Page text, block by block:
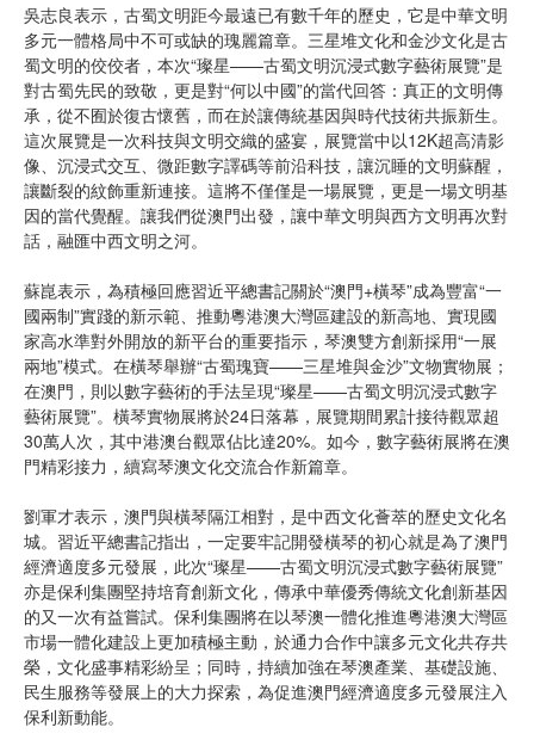
吳志良表示，古蜀文明距今最遠已有數千年的歷史，它是中華文明
多元一體格局中不可或缺的瑰麗篇章。三星堆文化和金沙文化是古
蜀文明的佼佼者，本次“璨星——古蜀文明沉浸式數字藝術展覽”是
對古蜀先民的致敬，更是對“何以中國”的當代回答：真正的文明傳
承，從不囿於復古懷舊，而在於讓傳統基因與時代技術共振新生。
這次展覽是一次科技與文明交織的盛宴，展覽當中以12K超高清影
像、沉浸式交互、微距數字譯碼等前沿科技，讓沉睡的文明蘇醒，
讓斷裂的紋飾重新連接。這將不僅僅是一場展覽，更是一場文明基
因的當代覺醒。讓我們從澳門出發，讓中華文明與西方文明再次對
話，融匯中西文明之河。
蘇崑表示，為積極回應習近平總書記關於“澳門+橫琴”成為豐富“一
國兩制”實踐的新示範、推動粵港澳大灣區建設的新高地、實現國
家高水準對外開放的新平台的重要指示，琴澳雙方創新採用“一展
兩地”模式。在橫琴舉辦“古蜀瑰寶——三星堆與金沙”文物實物展；
在澳門，則以數字藝術的手法呈現“璨星——古蜀文明沉浸式數字
藝術展覽”。橫琴實物展將於24日落幕，展覽期間累計接待觀眾超
30萬人次，其中港澳台觀眾佔比達20%。如今，數字藝術展將在澳
門精彩接力，續寫琴澳文化交流合作新篇章。
劉軍才表示，澳門與橫琴隔江相對，是中西文化薈萃的歷史文化名
城。習近平總書記指出，一定要牢記開發橫琴的初心就是為了澳門
經濟適度多元發展，此次“璨星——古蜀文明沉浸式數字藝術展覽”
亦是保利集團堅持培育創新文化，傳承中華優秀傳統文化創新基因
的又一次有益嘗試。保利集團將在以琴澳一體化推進粵港澳大灣區
市場一體化建設上更加積極主動，於通力合作中讓多元文化共存共
榮，文化盛事精彩紛呈；同時，持續加強在琴澳產業、基礎設施、
民生服務等發展上的大力探索，為促進澳門經濟適度多元發展注入
保利新動能。